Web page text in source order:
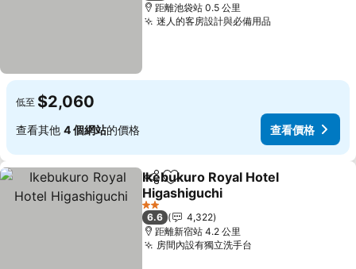
距離池袋站 0.5 公里
迷人的客房設計與必備用品查看價格
低至 $2,060
查看其他 4 個網站的價格 查看價格
分享 加入我的最愛
Ikebukuro Royal Hotel
Higashiguchi
查看價格
2 星級
6.6
4,322
距離新宿站 4.2 公里
房間內設有獨立洗手台